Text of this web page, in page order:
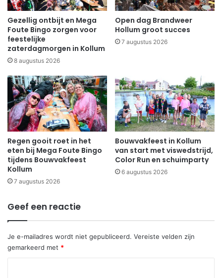
Gezellig ontbijt en Mega
Foute Bingo zorgen voor
feestelijke
zaterdagmorgen in Kollum
8 augustus 2026
Open dag Brandweer
Hollum groot succes
7 augustus 2026
Regen gooit roet in het
eten bij Mega Foute Bingo
tijdens Bouwvakfeest
Kollum
7 augustus 2026
Bouwvakfeest in Kollum
van start met viswedstrijd,
Color Run en schuimparty
6 augustus 2026
Geef een reactie
Je e-mailadres wordt niet gepubliceerd. Vereiste velden zijn
gemarkeerd met *